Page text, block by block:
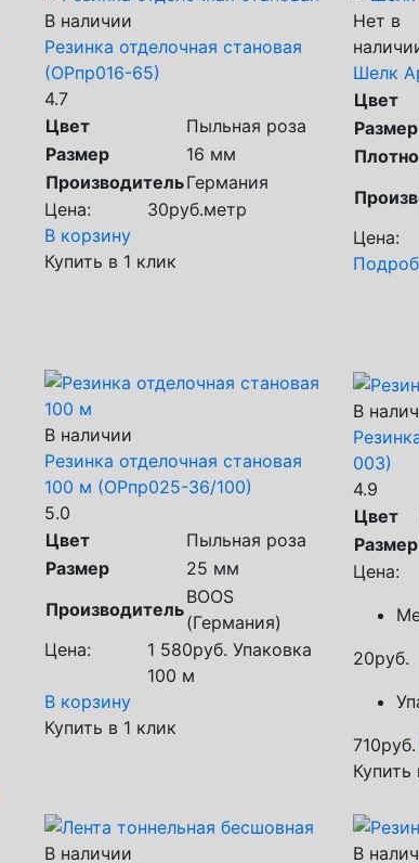
В наличии
Резинка отделочная становая
(ОРпр016-65)
4.7
Цвет
Пыльная роза
Размер
16 мм
ПроизводительГермания
Цена:
30руб.метр
В корзину
Купить в 1 клик
Нет в
Шелк
Цвет
Размер
Цена:
В наличии
Резинка отделочная становая
100 м (ОРпр025-36/100)
5.0
Цвет
Пыльная роза
Размер
25 мм
Производитель
BOOS
(Германия)
Цена:
1 580руб. Упаковка
100 м
В корзину
Купить в 1 клик
В
003)
4.9
Цвет
Размер
Цена:
20руб.
710руб.
Купить
В наличии В